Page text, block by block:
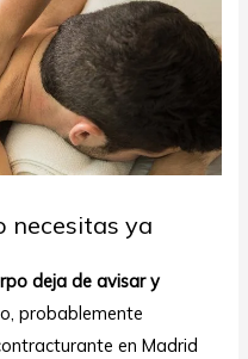
necesitas ya
deja de avisar y
probablemente
en Madrid